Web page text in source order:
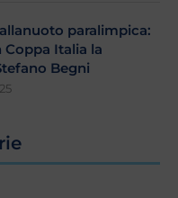
paralimpica:
Coppa Italia la
Begni